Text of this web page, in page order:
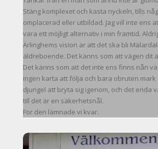
Stäng komplexet och kasta nyckeln, tills
omplacerad eller utbildad. Jag vill inte ens
vara ett möjligt alternativ i min framtid.
Ärlinghems vision är att det ska bli
äldreboende. Det känns som att vägen dit
Det känns som att det inte ens finns nån
ingen karta att följa och bara obruten mark
djungel att bryta sig igenom, och det enda
till det är en säkerhetsnål.
För den lämnade vi kvar.